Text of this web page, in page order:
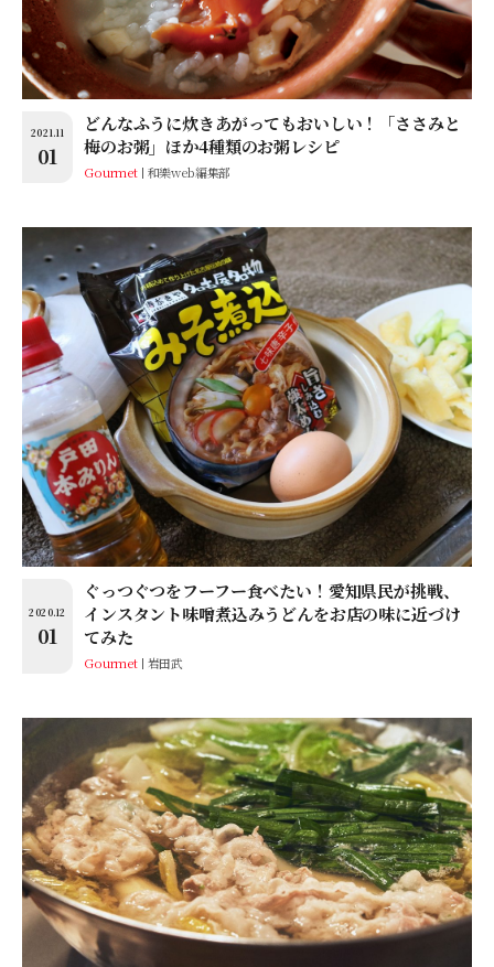
2021.11
01
どんなふうに炊きあがってもおいしい！「ささみと
梅のお粥」ほか4種類のお粥レシピ
Gourmet 和樂web編集部
2020.12
01
ぐっつぐつをフーフー食べたい！愛知県民が挑戦、
インスタント味噌煮込みうどんをお店の味に近づけ
てみた
Gourmet 岩田武